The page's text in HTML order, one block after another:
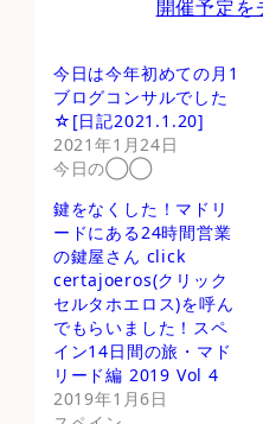
開催予定を
今日は今年初めての月1
ブログコンサルでした
☆[日記2021.1.20]
2021年1月24日
今日の◯◯
鍵をなくした！マドリ
ードにある24時間営業
の鍵屋さん click
certajoeros(クリック
セルタホエロス)を呼ん
でもらいました！スペ
イン14日間の旅・マド
リード編 2019 Vol 4
2019年1月6日